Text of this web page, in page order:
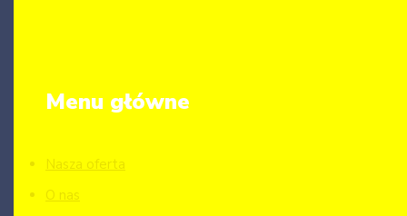
Menu główne
Nasza oferta
O nas